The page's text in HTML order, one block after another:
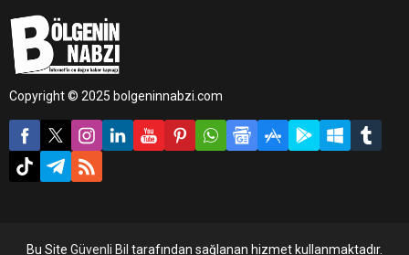
tarafından geçici bir tedbir
olarak görevinden
uzaklaştırıldı.
Copyright © 2025 bolgeninnabzi.com
Bu Site Güvenli Bil tarafından sağlanan hizmet kullanmaktadır.